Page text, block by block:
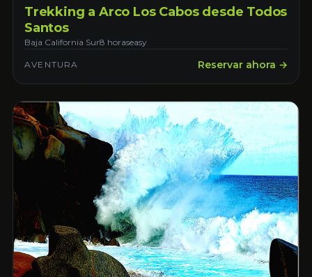
Trekking a Arco Los Cabos desde Todos
Santos
Baja California Sur8 horaseasy
AVENTURA Reservar ahora →